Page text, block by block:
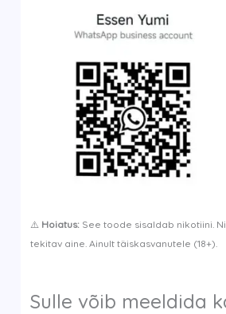
⚠️ Hoiatus: See toode sisaldab nikotiini.
tekitav aine. Ainult täiskasvanutele (18+).
Sulle võib meeldida